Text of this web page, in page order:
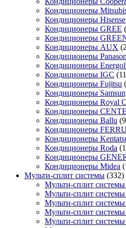
Кондиционеры
Кондиционеры Hisense
Кондиционеры GREE
Кондиционеры
Кондиционеры AUX
Кондиционеры
Кондиционеры
Кондиционеры IGC
Кондиционеры Fujitsu
Кондиционеры
Кондиционеры Royal
Кондиционеры
Кондиционеры Ballu
Кондиционеры
Кондиционеры
Кондиционеры Roda
Кондиционеры
Кондиционеры Midea
Мульти-сплит системы (332)
Мульти-сплит системы
Мульти-сплит
Мульти-сплит системы
Мульти-сплит
Мульти-сплит